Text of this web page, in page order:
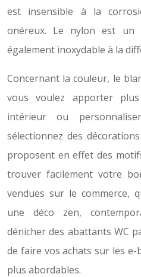
est insensible à la
onéreux. Le nylon est un
également inoxydable à la
Concernant la couleur, le
vous voulez apporter
intérieur ou
sélectionnez des
proposent en effet des
trouver facilement votre
vendues sur le commerce,
une déco zen,
dénicher des abattants WC
de faire vos achats sur les
plus abordables.